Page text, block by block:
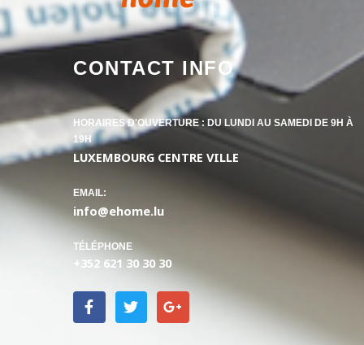
CONTACT INFO
HORAIRES D'OUVERTURE : DU LUNDI AU SAMEDI DE 9H À
19H
LUXEMBOURG CENTRE VILLE​
EMAIL:
info@ehome.lu
TÉLÉPHONE
+352 621 30 30 30